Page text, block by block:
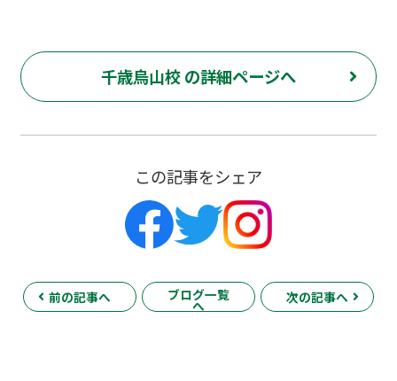
千歳烏山校 の詳細ページへ
この記事をシェア
前の記事へ ブログ一覧
へ
次の記事へ